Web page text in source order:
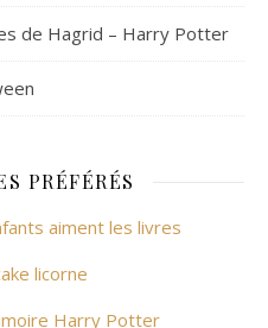
de Hagrid – Harry Potter
PRÉFÉRÉS
aiment les livres
licorne
Harry Potter